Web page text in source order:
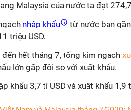
Malaysia của nước ta đạt
nhập khẩu
từ nước bạn
triệu USD.
hết tháng 7, tổng kim ngạch
lớn gấp đôi so với xuất khẩu.
khẩu 3,7 tỉ USD và xuất khẩu 1,9